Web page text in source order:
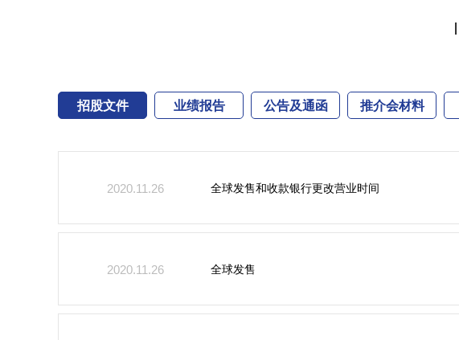
招股文件 业绩报告 公告及通函 推介会材料
2020.11.26 全球发售和收款银行更改营业时间
2020.11.26 全球发售